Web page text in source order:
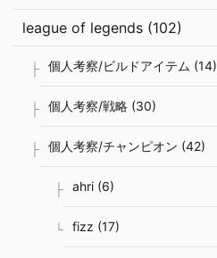
league of legends (102)
個人考察/ビルドアイテム (14)
個人考察/戦略 (30)
個人考察/チャンピオン (42)
ahri (6)
fizz (17)